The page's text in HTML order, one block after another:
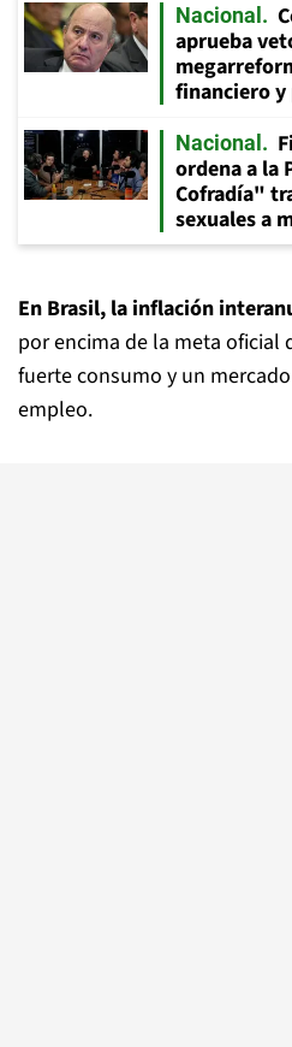
Nacional
aprueba
financiero y
Nacional
ordena a la
Cofradía"
sexuales a
En Brasil, la inflación
por encima de la meta oficial
fuerte consumo y un
empleo.